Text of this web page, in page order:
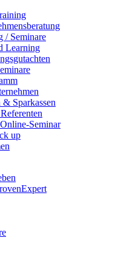
/ Seminare
Learning
Sparkassen
Seminar
up